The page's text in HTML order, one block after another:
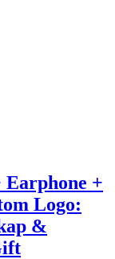
Earphone +
Logo:
&